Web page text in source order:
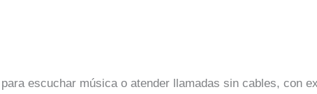
escuchar música o atender llamadas sin cables, con